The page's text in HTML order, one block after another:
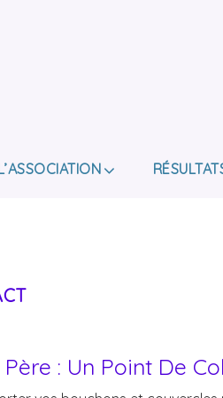
: Un Point De